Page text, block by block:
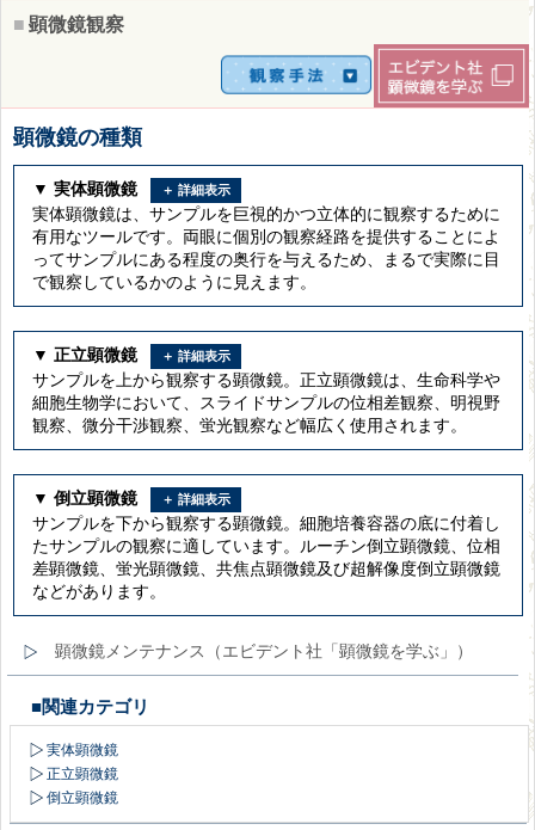
■ 顕微鏡観察
顕微鏡の種類
▼ 実体顕微鏡
実体顕微鏡は、サンプルを巨視的かつ立体的に観察するために
有用なツールです。両眼に個別の観察経路を提供することによ
ってサンプルにある程度の奥行を与えるため、まるで実際に目
で観察しているかのように見えます。
▼ 正立顕微鏡
サンプルを上から観察する顕微鏡。正立顕微鏡は、生命科学や
細胞生物学において、スライドサンプルの位相差観察、明視野
観察、微分干渉観察、蛍光観察など幅広く使用されます。
▼ 倒立顕微鏡
サンプルを下から観察する顕微鏡。細胞培養容器の底に付着し
たサンプルの観察に適しています。ルーチン倒立顕微鏡、位相
差顕微鏡、蛍光顕微鏡、共焦点顕微鏡及び超解像度倒立顕微鏡
などがあります。
顕微鏡メンテナンス（エビデント社「顕微鏡を学ぶ」）
■関連カテゴリ
実体顕微鏡
正立顕微鏡
倒立顕微鏡